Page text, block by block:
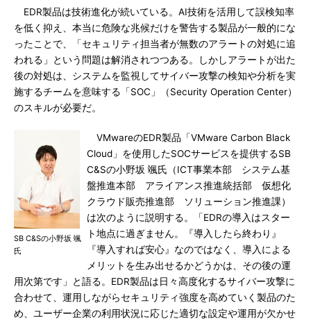
EDR製品は技術進化が続いている。AI技術を活用して誤検知率
を低く抑え、本当に危険な兆候だけを警告する製品が一般的にな
ったことで、「セキュリティ担当者が無数のアラートの対処に追
われる」という問題は解消されつつある。しかしアラートが出た
後の対処は、システムを監視してサイバー攻撃の検知や分析を実
施するチームを意味する「SOC」（Security Operation Center）
のスキルが必要だ。
SB C&Sの小野坂 颯
氏
VMwareのEDR製品「VMware Carbon Black
Cloud」を使用したSOCサービスを提供するSB
C&Sの小野坂 颯氏（ICT事業本部 システム基
盤推進本部 アライアンス推進統括部 仮想化
クラウド販売推進部 ソリューション推進課）
は次のように説明する。「EDRの導入はスター
ト地点に過ぎません。『導入したら終わり』
『導入すれば安心』なのではなく、導入による
メリットを生み出せるかどうかは、その後の運
用次第です」と語る。EDR製品は日々高度化するサイバー攻撃に
合わせて、運用しながらセキュリティ強度を高めていく製品のた
め、ユーザー企業の利用状況に応じた適切な設定や運用が欠かせ